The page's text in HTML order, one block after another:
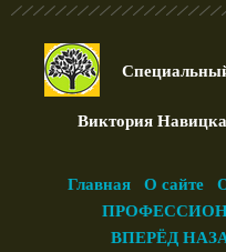
Виктория
Главная О сайте
ВПЕРЁД